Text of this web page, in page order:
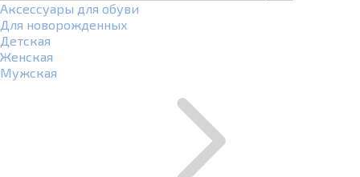
Аксессуары для обуви
Для новорожденных
Детская
Женская
Мужская